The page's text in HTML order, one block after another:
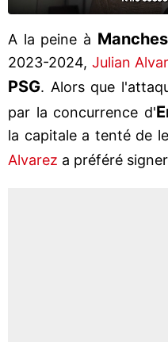
A la peine à
2023-2024, Julian
PSG. Alors que
par la concurrence d'
la capitale a tenté de
Alvarez a préféré